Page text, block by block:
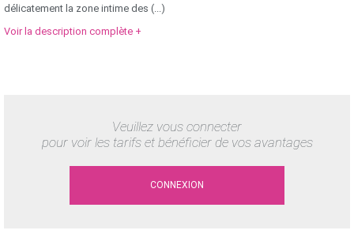
délicatement la zone intime des (...)
Voir la description complète +
Veuillez vous connecter
pour voir les tarifs et bénéficier de vos avantages
CONNEXION